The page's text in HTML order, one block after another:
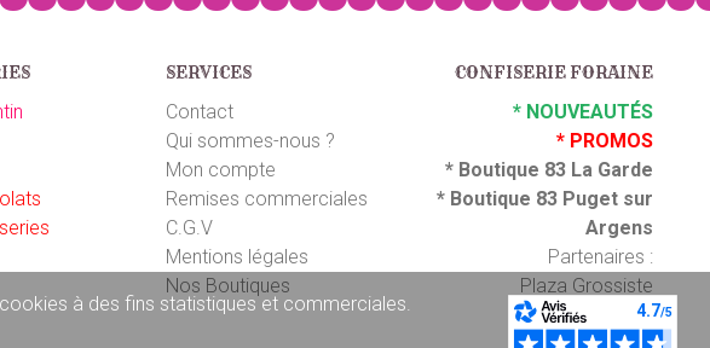
SERVICES
Contact
Qui sommes-nous ?
Mon compte
Remises commerciales
C.G.V
Mentions légales
Nos Boutiques
CONFISERIE FORAINE
* NOUVEAUTÉS
* PROMOS
* Boutique 83 La Garde
* Boutique 83 Puget sur
Argens
Partenaires :
Plaza Grossiste
à des fins statistiques et commerciales.